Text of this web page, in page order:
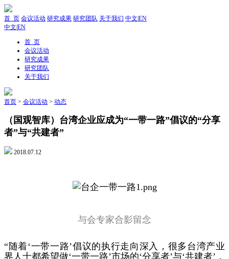
首 页 会议活动 研究成果 研究团队 关于我们 中文 EN
中文 EN
首 页
会议活动
研究成果
研究团队
关于我们
首页 > 会议活动 > 动态
（国观智库）台湾企业应成为“一带一路”倡议的“分享
者”与“共建者”
2018.07.12
与会专家合影留念
“随着‘一带一路’倡议的执行走向深入，很多台湾产业
界人士都希望做‘一带一路’市场的‘分享者’与‘共建者’，